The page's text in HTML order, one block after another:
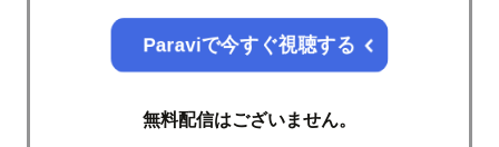
Paraviで今すぐ視聴する
無料配信はございません。